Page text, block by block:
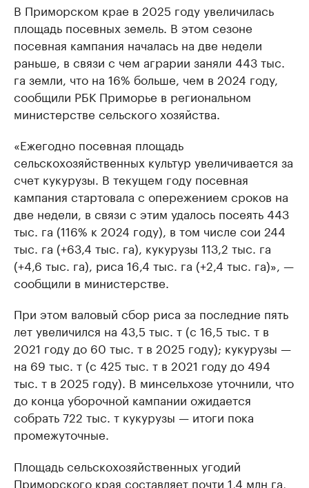
В Приморском крае в 2025 году увеличилась
площадь посевных земель. В этом сезоне
посевная кампания началась на две недели
раньше, в связи с чем аграрии заняли 443 тыс.
га земли, что на 16% больше, чем в 2024 году,
сообщили РБК Приморье в региональном
министерстве сельского хозяйства.
«Ежегодно посевная площадь
сельскохозяйственных культур увеличивается за
счет кукурузы. В текущем году посевная
кампания стартовала с опережением сроков на
две недели, в связи с этим удалось посеять 443
тыс. га (116% к 2024 году), в том числе сои 244
тыс. га (+63,4 тыс. га), кукурузы 113,2 тыс. га
(+4,6 тыс. га), риса 16,4 тыс. га (+2,4 тыс. га)», —
сообщили в министерстве.
При этом валовый сбор риса за последние пять
лет увеличился на 43,5 тыс. т (с 16,5 тыс. т в
2021 году до 60 тыс. т в 2025 году); кукурузы —
на 69 тыс. т (с 425 тыс. т в 2021 году до 494
тыс. т в 2025 году). В минсельхозе уточнили, что
до конца уборочной кампании ожидается
собрать 722 тыс. т кукурузы — итоги пока
промежуточные.
Площадь сельскохозяйственных угодий
Приморского края составляет почти 1,4 млн га,